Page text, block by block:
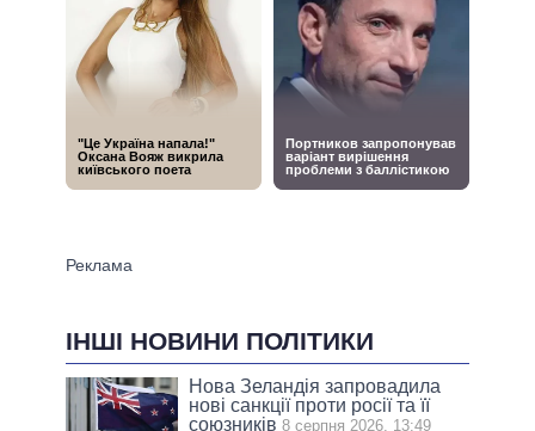
ІНШІ НОВИНИ ПОЛІТИКИ
Нова Зеландія запровадила
нові санкції проти росії та її
союзників 8 серпня 2026, 13:49